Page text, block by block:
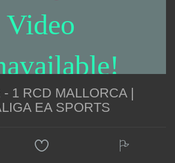
Video
1 RCD MALLORCA |
EA SPORTS